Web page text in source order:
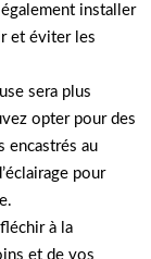
installer
et éviter les
sera plus
opter pour des
encastrés au
pour
à la
et de vos